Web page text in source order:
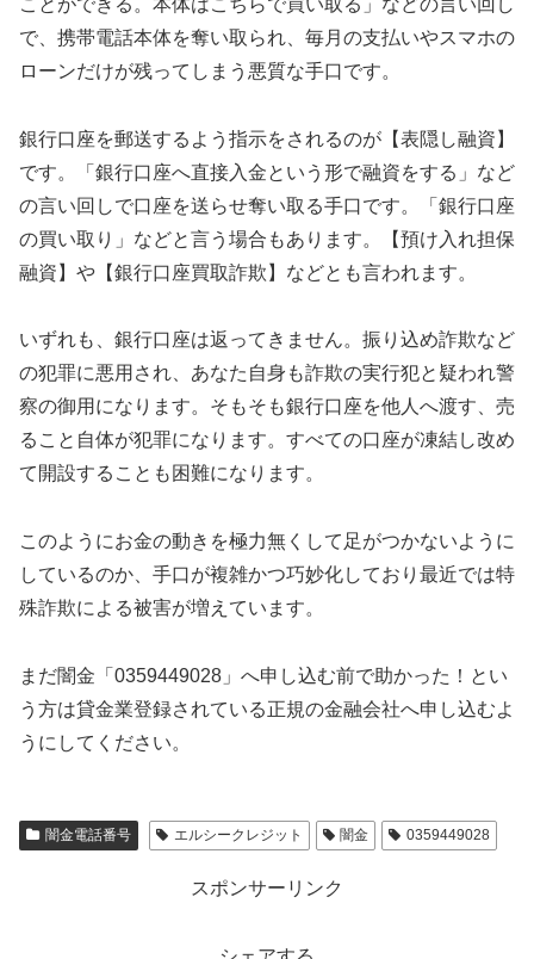
で、携帯電話本体を奪い取られ、毎月の支払いやスマホの
ローンだけが残ってしまう悪質な手口です。
銀行口座を郵送するよう指示をされるのが【表隠し融資】
です。「銀行口座へ直接入金という形で融資をする」など
の言い回しで口座を送らせ奪い取る手口です。「銀行口座
の買い取り」などと言う場合もあります。【預け入れ担保
融資】や【銀行口座買取詐欺】などとも言われます。
いずれも、銀行口座は返ってきません。振り込め詐欺など
の犯罪に悪用され、あなた自身も詐欺の実行犯と疑われ警
察の御用になります。そもそも銀行口座を他人へ渡す、売
ること自体が犯罪になります。すべての口座が凍結し改め
て開設することも困難になります。
このようにお金の動きを極力無くして足がつかないように
しているのか、手口が複雑かつ巧妙化しており最近では特
殊詐欺による被害が増えています。
まだ闇金「0359449028」へ申し込む前で助かった！とい
う方は貸金業登録されている正規の金融会社へ申し込むよ
うにしてください。
闇金電話番号 エルシークレジット 闇金 0359449028
スポンサーリンク